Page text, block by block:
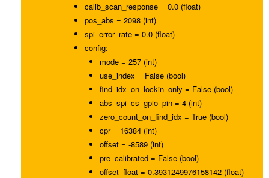
calib_scan_response = 0.0 (float)
pos_abs = 2098 (int)
spi_error_rate = 0.0 (float)
config:
mode = 257 (int)
use_index = False (bool)
find_idx_on_lockin_only = False (bool)
abs_spi_cs_gpio_pin = 4 (int)
zero_count_on_find_idx = True (bool)
cpr = 16384 (int)
offset = -8589 (int)
pre_calibrated = False (bool)
offset_float = 0.3931249976158142 (float)